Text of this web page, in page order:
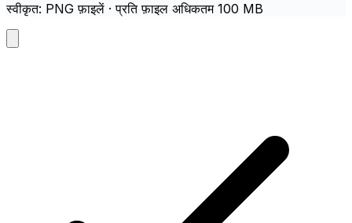
स्वीकृत: PNG फ़ाइलें · प्रति फ़ाइल अधिकतम 100 MB